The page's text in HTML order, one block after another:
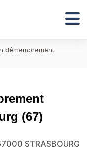
démembrement
(67)
STRASBOURG